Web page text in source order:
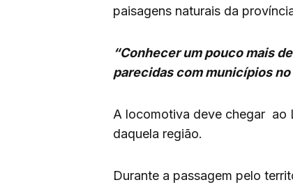
paisagens naturais da
“Conhecer um pouco mais
parecidas com municípios no
A locomotiva deve chegar ao
daquela região.
Durante a passagem pelo